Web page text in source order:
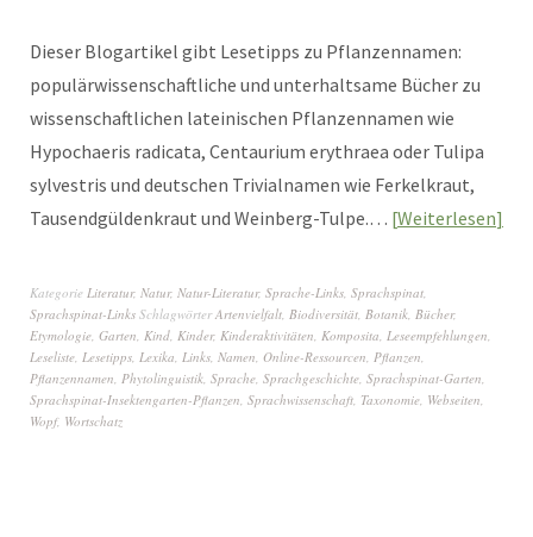
Dieser Blogartikel gibt Lesetipps zu Pflanzennamen:
populärwissenschaftliche und unterhaltsame Bücher zu
wissenschaftlichen lateinischen Pflanzennamen wie
Hypochaeris radicata, Centaurium erythraea oder Tulipa
sylvestris und deutschen Trivialnamen wie Ferkelkraut,
Tausendgüldenkraut und Weinberg-Tulpe.… Weiterlesen
Kategorie Literatur, Natur, Natur-Literatur, Sprache-Links Sprachspinat
Sprachspinat-Links SchlagwörterArtenvielfalt Biodiversität Botanik Bücher,
Etymologie Garten Kind Kinder, Kinderaktivitäten Komposita Leseempfehlungen
Leseliste Lesetipps Lexika Links Namen Online-Ressourcen Pflanzen
Pflanzennamen Phytolinguistik Sprache Sprachgeschichte Sprachspinat-Garten
Sprachspinat-Insektengarten-Pflanzen Sprachwissenschaft Taxonomie Webseiten
Wopf, Wortschatz